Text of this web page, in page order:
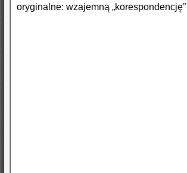
oryginalne: wzajemną